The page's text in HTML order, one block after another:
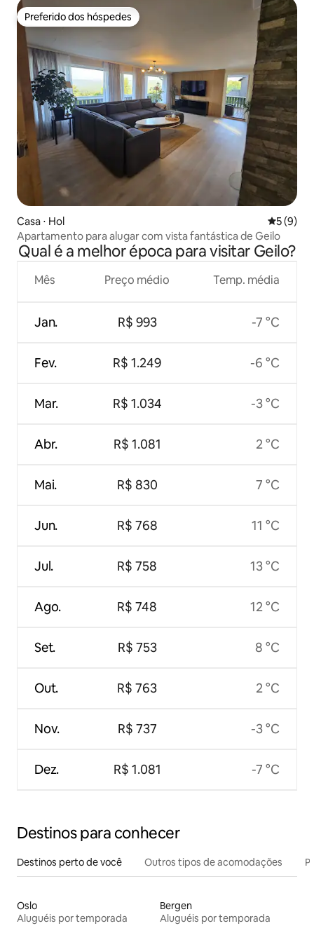
Preferido dos hóspedes
Preferido dos hóspedes
Casa ⋅ Hol 5 de
5 (9)
Apartamento para alugar com vista fantástica de Geilo
Qual é a melhor época para visitar Geilo?
Mês
Jan.
Fev.
Mar.
Abr.
Mai.
Jun.
Jul.
Ago.
Set.
Out.
Nov.
Dez.
Preço médio
R$ 993
R$ 1.249
R$ 1.034
R$ 1.081
R$ 830
R$ 768
R$ 758
R$ 748
R$ 753
R$ 763
R$ 737
R$ 1.081
Temp. média
-7 °C
-6 °C
-3 °C
2 °C
7 °C
11 °C
13 °C
12 °C
8 °C
2 °C
-3 °C
-7 °C
Destinos para conhecer
Destinos perto de você Outros tipos de acomodações
Oslo
Aluguéis por temporada
Bergen
Aluguéis por temporada